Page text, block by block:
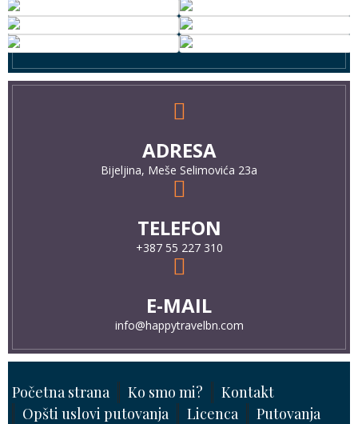
ADRESA
Bijeljina, Meše Selimovića 23a
TELEFON
+387 55 227 310
E-MAIL
info@happytravelbn.com
Početna strana Ko smo mi?
Kontakt
Opšti uslovi putovanja
Licenca
Putovanja